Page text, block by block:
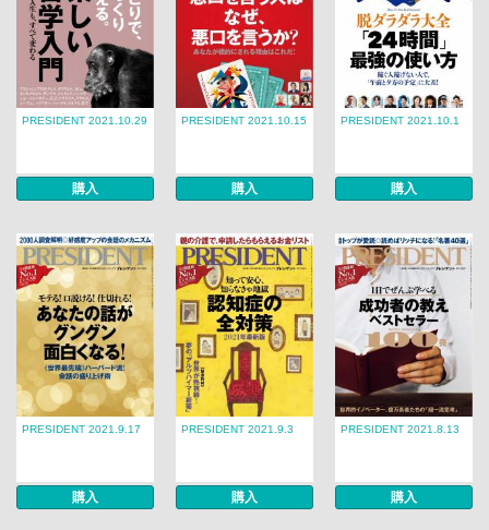
PRESIDENT 2021.10.29
購入
PRESIDENT 2021.10.15
購入
PRESIDENT 2021.10.1
購入
PRESIDENT 2021.9.17
購入
PRESIDENT 2021.9.3
購入
PRESIDENT 2021.8.13
購入